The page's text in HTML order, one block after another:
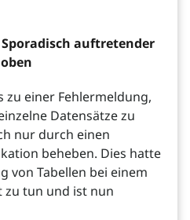
auftretender
zu einer Fehlermeldung,
Datensätze zu
nur durch einen
beheben. Dies hatte
von Tabellen bei einem
zu tun und ist nun